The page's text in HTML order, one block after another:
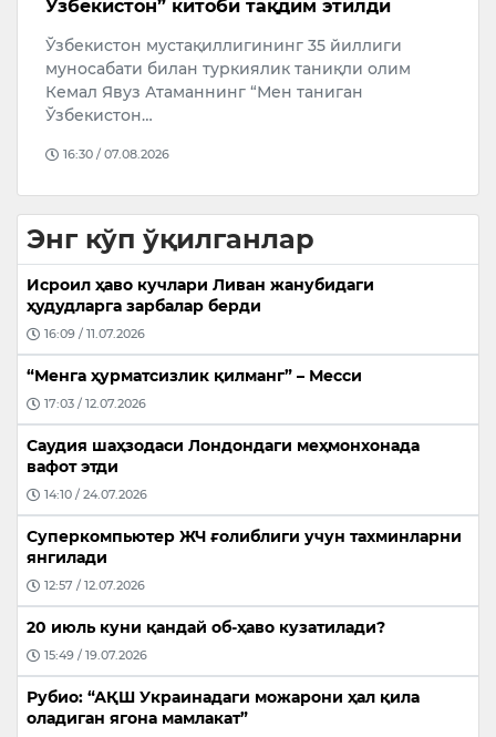
велосипедчини уриб юборди
Бугун, 6 август куни Андижон шаҳрининг
Пирмуҳаммедов кўчасида йўл-транспорт
ҳодисаси содир бўлди.
Энг кўп ўқилганлар
Исроил ҳаво кучлари Ливан жанубидаги
ҳудудларга зарбалар берди
16:09 / 11.07.2026
“Менга ҳурматсизлик қилманг” – Месси
17:03 / 12.07.2026
Саудия шаҳзодаси Лондондаги меҳмонхонада
вафот этди
14:10 / 24.07.2026
Суперкомпьютер ЖЧ ғолиблиги учун тахминларни
янгилади
12:57 / 12.07.2026
20 июль куни қандай об-ҳаво кузатилади?
15:49 / 19.07.2026
Рубио: “АҚШ Украинадаги можарони ҳал қила
оладиган ягона мамлакат”